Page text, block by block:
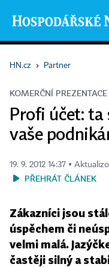
HN.cz › Partner
KOMERČNÍ PREZENTACE
Profi účet: ta
vaše
19. 9. 2012 14:37 ▪
PŘEHRÁT ČLÁNEK
Zákazníci jsou
úspěchem či
velmi malá.
častěji silný a